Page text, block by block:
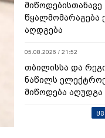
მიწოდებისთანავე
წყალმომარაგება
აღდგება
05.08.2026 / 21:52
თბილისსა და
ნაწილს
მიწოდება აღუდგა